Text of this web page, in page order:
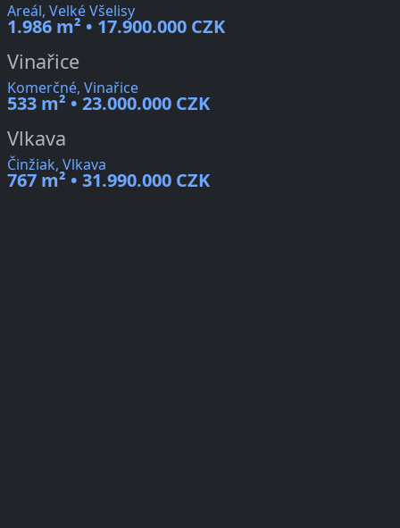
Areál, Velké Všelisy
1.986 m² • 17.900.000 CZK
Vinařice
Komerčné, Vinařice
533 m² • 23.000.000 CZK
Vlkava
Činžiak, Vlkava
767 m² • 31.990.000 CZK